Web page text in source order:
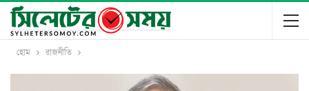
হোম রাজনীতি